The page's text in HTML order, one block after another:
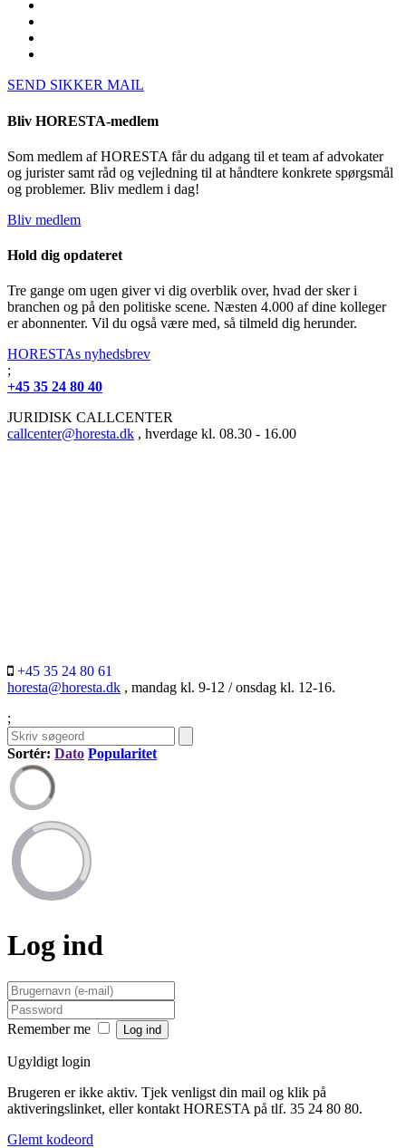
SEND SIKKER MAIL
Bliv HORESTA-medlem
Som medlem af HORESTA får du adgang til et team af advokater
og jurister samt råd og vejledning til at håndtere konkrete spørgsmål
og problemer. Bliv medlem i dag!
Bliv medlem
Hold dig opdateret
Tre gange om ugen giver vi dig overblik over, hvad der sker i
branchen og på den politiske scene. Næsten 4.000 af dine kolleger
er abonnenter. Vil du også være med, så tilmeld dig herunder.
HORESTAs nyhedsbrev
;
+45 35 24 80 40
JURIDISK CALLCENTER
callcenter@horesta.dk , hverdage kl. 08.30 - 16.00
+45 35 24 80 61
horesta@horesta.dk , mandag kl. 9-12 / onsdag kl. 12-16.
;
Sortér: Dato Popularitet
Log ind
Remember me
Ugyldigt login
Brugeren er ikke aktiv. Tjek venligst din mail og klik på
aktiveringslinket, eller kontakt HORESTA på tlf. 35 24 80 80.
Glemt kodeord